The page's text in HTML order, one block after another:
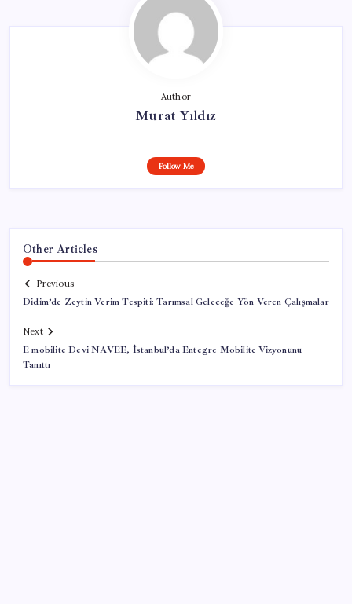
Author
Murat Yıldız
Follow Me
Other Articles
Previous
Didim’de Zeytin Verim Tespiti: Tarımsal Geleceğe Yön Veren Çalışmalar
Next
E-mobilite Devi NAVEE, İstanbul’da Entegre Mobilite Vizyonunu
Tanıttı